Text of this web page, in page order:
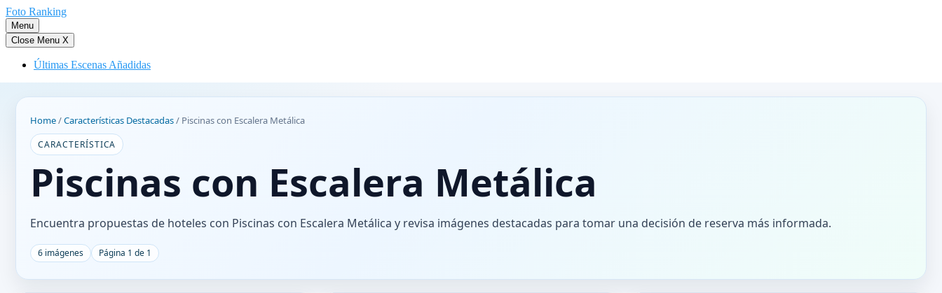
Saltar
al
contenido
Foto Ranking
Menu
Close Menu X
Últimas Escenas Añadidas
Home/Características Destacadas/ Piscinas con Escalera Metálica
CARACTERÍSTICA
Piscinas con Escalera Metálica
Encuentra propuestas de hoteles con Piscinas con Escalera Metálica y revisa imágenes destacadas para tomar una decisión de reserva más informada.
6 imágenes Página 1 de 1